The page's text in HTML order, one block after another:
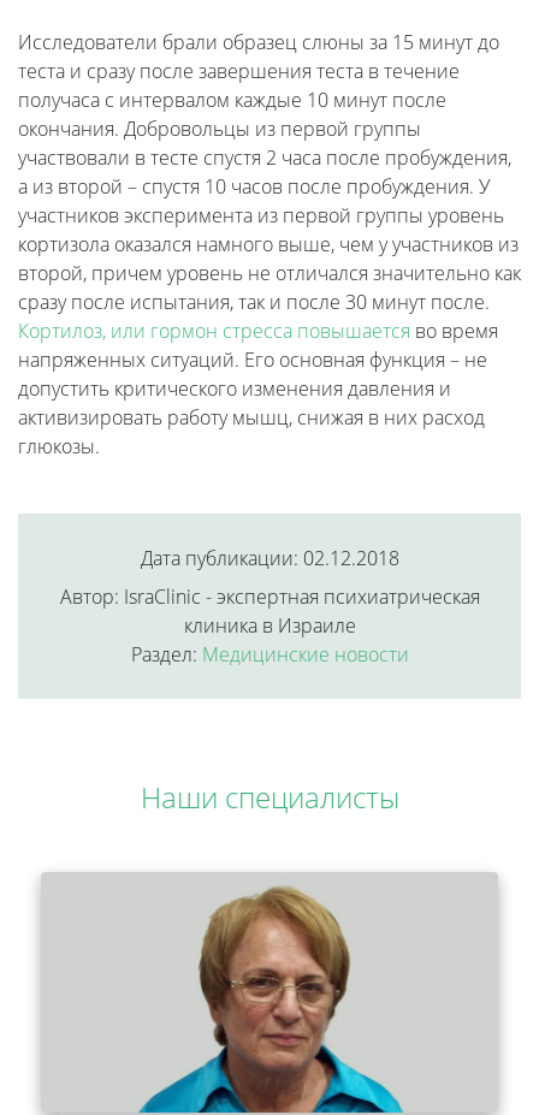
Исследователи брали образец слюны за 15 минут до
теста и сразу после завершения теста в течение
получаса с интервалом каждые 10 минут после
окончания. Добровольцы из первой группы
участвовали в тесте спустя 2 часа после пробуждения,
а из второй – спустя 10 часов после пробуждения. У
участников эксперимента из первой группы уровень
кортизола оказался намного выше, чем у участников из
второй, причем уровень не отличался значительно как
сразу после испытания, так и после 30 минут после.
Кортилоз, или гормон стресса повышается во время
напряженных ситуаций. Его основная функция – не
допустить критического изменения давления и
активизировать работу мышц, снижая в них расход
глюкозы.
Дата публикации: 02.12.2018
Автор: IsraClinic - экспертная психиатрическая
клиника в Израиле
Раздел: Медицинские новости
Наши специалисты